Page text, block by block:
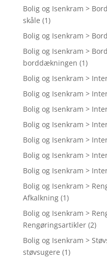
Bolig og Isenkram >
skåle (1)
Bolig og Isenkram >
Bolig og Isenkram >
borddækningen (1)
Bolig og Isenkram >
Bolig og Isenkram >
Bolig og Isenkram >
Bolig og Isenkram >
Bolig og Isenkram >
Bolig og Isenkram >
Bolig og Isenkram >
Bolig og Isenkram >
Afkalkning (1)
Bolig og Isenkram >
Rengøringsartikler (2)
Bolig og Isenkram >
støvsugere (1)